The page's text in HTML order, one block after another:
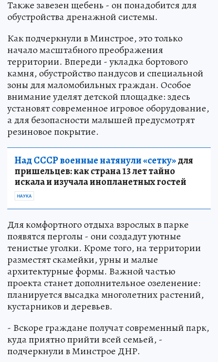
Также завезен щебень - он понадобится для
обустройства дренажной системы.
Как подчеркнули в Минстрое, это только
начало масштабного преображения
территории. Впереди - укладка бортового
камня, обустройство пандусов и специальной
зоны для маломобильных граждан. Особое
внимание уделят детской площадке: здесь
установят современное игровое оборудование,
а для безопасности малышей предусмотрят
резиновое покрытие.
Над СССР военные натянули «сетку»для
пришельцев: как страна 13 лет тайно
искала и изучала инопланетных гостей
НАУКА
Для комфортного отдыха взрослых в парке
появятся перголы - они создадут уютные
тенистые уголки. Кроме того, на территории
разместят скамейки, урны и малые
архитектурные формы. Важной частью
проекта станет дополнительное озеленение:
планируется высадка многолетних растений,
кустарников и деревьев.
- Вскоре граждане получат современный парк,
куда приятно прийти всей семьей, -
подчеркнули в Минстрое ДНР.